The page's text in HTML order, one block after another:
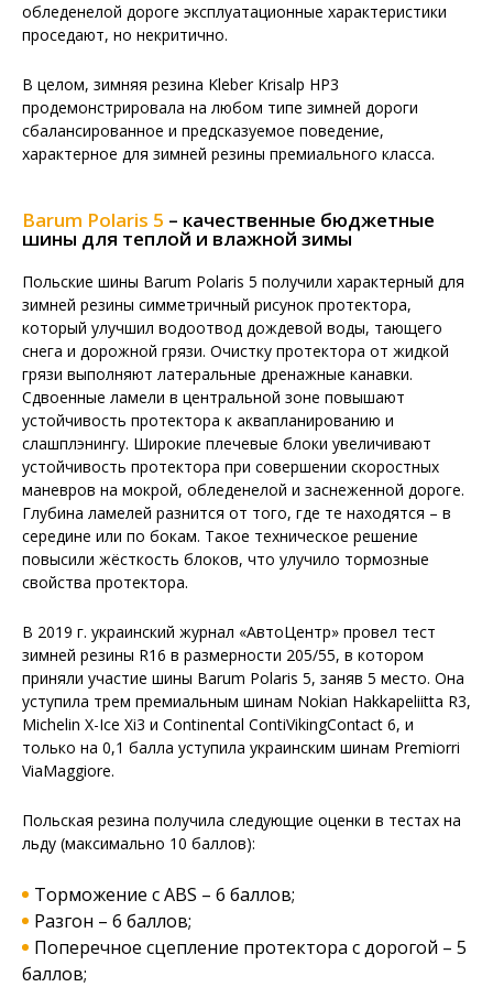
обледенелой дороге эксплуатационные характеристики
проседают, но некритично.
В целом, зимняя резина Kleber Krisalp HP3
продемонстрировала на любом типе зимней дороги
сбалансированное и предсказуемое поведение,
характерное для зимней резины премиального класса.
Barum Polaris 5 – качественные бюджетные
шины для теплой и влажной зимы
Польские шины Barum Polaris 5 получили характерный для
зимней резины симметричный рисунок протектора,
который улучшил водоотвод дождевой воды, тающего
снега и дорожной грязи. Очистку протектора от жидкой
грязи выполняют латеральные дренажные канавки.
Сдвоенные ламели в центральной зоне повышают
устойчивость протектора к аквапланированию и
слашплэнингу. Широкие плечевые блоки увеличивают
устойчивость протектора при совершении скоростных
маневров на мокрой, обледенелой и заснеженной дороге.
Глубина ламелей разнится от того, где те находятся – в
середине или по бокам. Такое техническое решение
повысили жёсткость блоков, что улучило тормозные
свойства протектора.
В 2019 г. украинский журнал «АвтоЦентр» провел тест
зимней резины R16 в размерности 205/55, в котором
приняли участие шины Barum Polaris 5, заняв 5 место. Она
уступила трем премиальным шинам Nokian Hakkapeliitta R3,
Michelin X-Ice Xi3 и Continental ContiVikingContact 6, и
только на 0,1 балла уступила украинским шинам Premiorri
ViaMaggiore.
Польская резина получила следующие оценки в тестах на
льду (максимально 10 баллов):
Торможение с ABS – 6 баллов;
Разгон – 6 баллов;
Поперечное сцепление протектора с дорогой – 5
баллов;